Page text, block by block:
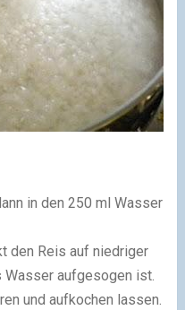
in den 250 ml Wasser
den Reis auf niedriger
aufgesogen ist.
und aufkochen lassen.